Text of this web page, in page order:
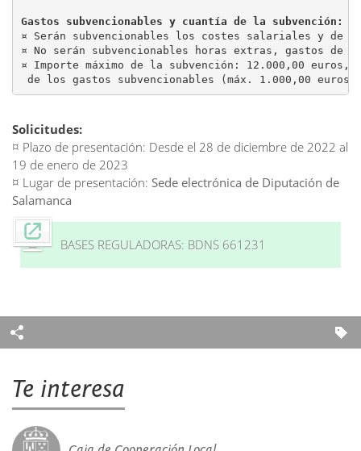
Gastos subvencionables y cuantía de la subvención:
¤ Serán subvencionables los costes salariales y de
¤ No serán subvencionables horas extras, gastos de
¤ Importe máximo de la subvención: 12.000,00 euros,
de los gastos subvencionables (máx. 1.000,00 euros/
Solicitudes:
¤ Plazo de presentación: Desde el 28 de diciembre de 2022 al
19 de enero de 2023
¤ Lugar de presentación: Sede electrónica de Diputación de
Salamanca
BASES REGULADORAS: BDNS 661231
Te interesa